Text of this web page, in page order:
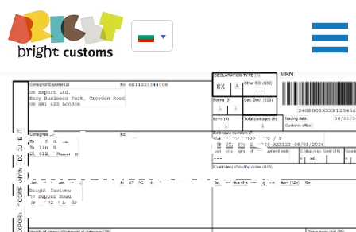
Bright Customs
Оформление за
Износ